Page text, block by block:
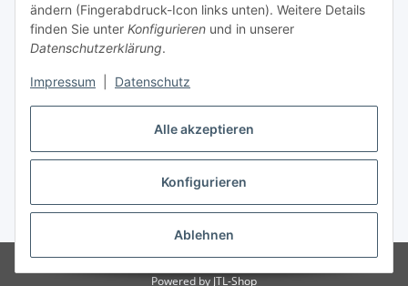
Alle akzeptieren
Konfigurieren
Ablehnen
ändern (Fingerabdruck-Icon links unten). Weitere Details
finden Sie unter Konfigurieren und in unserer
Datenschutzerklärung.
Impressum Datenschutz
Vertrag widerrufen
* Alle Preise inkl. gesetzlicher USt., zzgl.
Powered by JTL-Shop